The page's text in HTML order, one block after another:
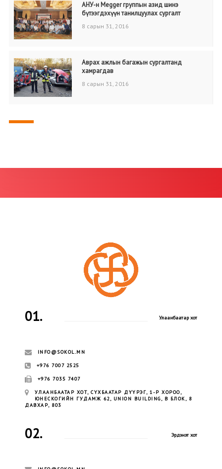
АНУ-н Megger группын азид шинэ
бүтээгдэхүүн танилцуулах сургалт
8 сарын 31, 2016
Аврах ажлын багажын сургалтанд
хамрагдав
8 сарын 31, 2016
01. Улаанбаатар хот
INFO@SOKOL.MN
+976 7007 2525
+976 7035 7407
УЛААНБААТАР ХОТ, СҮХБААТАР ДҮҮРЭГ, 1-Р ХОРОО,
ЮНЕСКОГИЙН ГУДАМЖ 62, UNION BUILDING, B БЛОК, 8
ДАВХАР, 803
02. Эрдэнэт хот